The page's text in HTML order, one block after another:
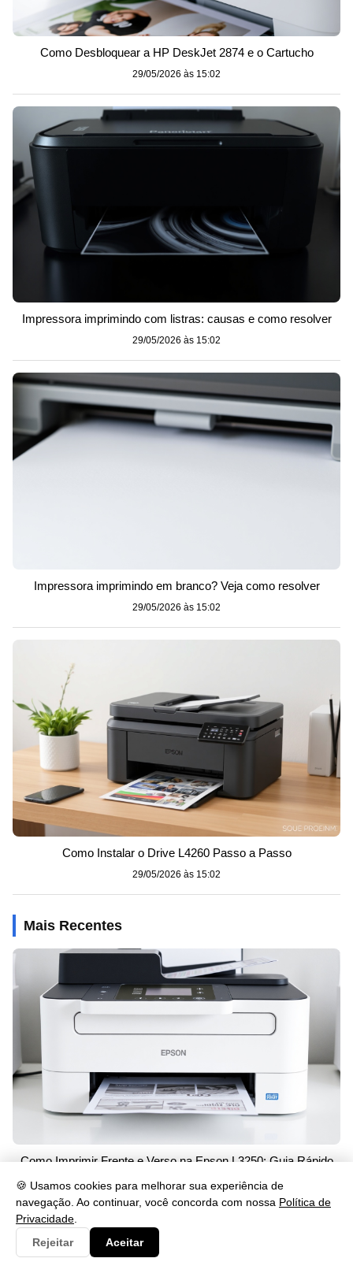
🍪 Usamos cookies para melhorar sua experiência de
navegação. Ao continuar, você concorda com nossa Política de
Privacidade
Rejeitar
Aceitar
Como Desbloquear a HP DeskJet 2874 e o Cartucho
29/05/2026 às 15:02
Impressora imprimindo com listras: causas e como resolver
29/05/2026 às 15:02
Impressora imprimindo em branco? Veja como resolver
29/05/2026 às 15:02
Como Instalar o Drive L4260 Passo a Passo
29/05/2026 às 15:02
Mais Recentes
Como Imprimir Frente e Verso na Epson L3250: Guia Rápido
29/05/2026 às 15:02